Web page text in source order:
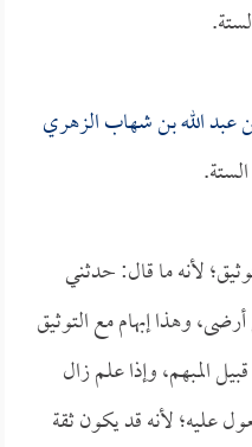
عبد الله بن شهاب الزهري
لأنه ما قال: حدثني
وهذا إبهام مع التوثيق
المبهم، وإذا علم زال
عليه؛ لأنه قد يكون ثقة